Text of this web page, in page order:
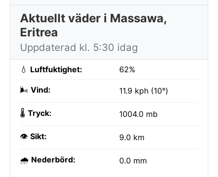
Aktuellt väder i Massawa,
Eritrea
Uppdaterad kl. 5:30 idag
💧 Luftfuktighet: 62%
🌬️ Vind: 11.9 kph (10°)
🌡️ Tryck: 1004.0 mb
👁️ Sikt: 9.0 km
🌧️ Nederbörd: 0.0 mm